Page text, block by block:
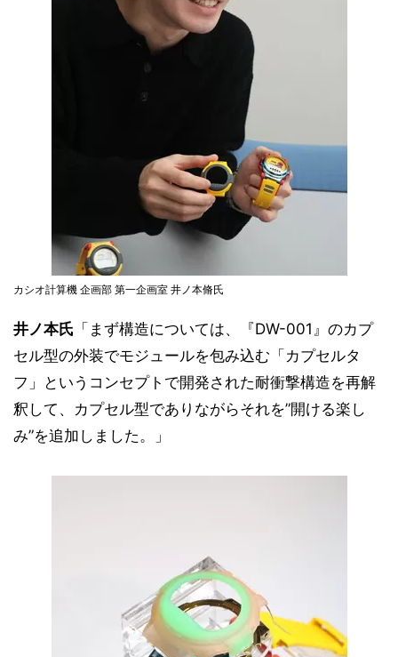
カシオ計算機 企画部 第一企画室 井ノ本脩氏
井ノ本氏 「まず構造については、『DW-001』のカプ
セル型の外装でモジュールを包み込む「カプセルタ
フ」というコンセプトで開発された耐衝撃構造を再解
釈して、カプセル型でありながらそれを”開ける楽し
み”を追加しました。」